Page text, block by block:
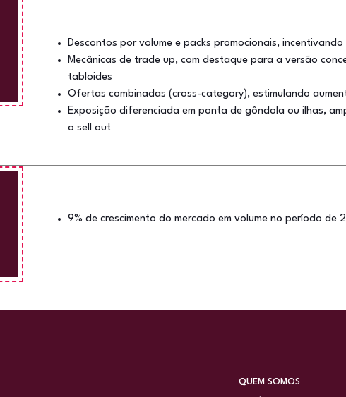
Descontos por volume e packs promocionais,
Mecânicas de trade up, com destaque para a versão
tabloides
Ofertas combinadas (cross-category), estimulando
Exposição diferenciada em ponta de gôndola ou ilhas,
o sell out
9% de crescimento do mercado em volume no período
QUEM SOMOS